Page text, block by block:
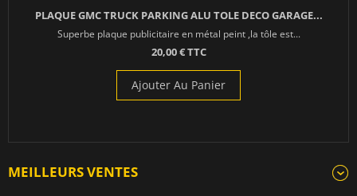
PLAQUE GMC TRUCK PARKING ALU TOLE DECO GARAGE...
Superbe plaque publicitaire en métal peint ,la tôle est...
20,00 € TTC
Ajouter Au Panier
MEILLEURS VENTES